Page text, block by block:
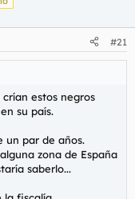
#21
estos negros
su país.
un par de años.
zona de España
saberlo...